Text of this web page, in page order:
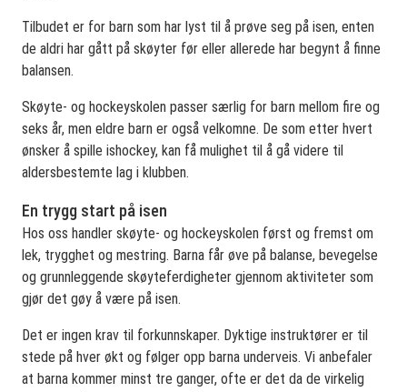
Tilbudet er for barn som har lyst til å prøve seg på isen, enten
de aldri har gått på skøyter før eller allerede har begynt å finne
balansen.
Skøyte- og hockeyskolen passer særlig for barn mellom fire og
seks år, men eldre barn er også velkomne. De som etter hvert
ønsker å spille ishockey, kan få mulighet til å gå videre til
aldersbestemte lag i klubben.
En trygg start på isen
Hos oss handler skøyte- og hockeyskolen først og fremst om
lek, trygghet og mestring. Barna får øve på balanse, bevegelse
og grunnleggende skøyteferdigheter gjennom aktiviteter som
gjør det gøy å være på isen.
Det er ingen krav til forkunnskaper. Dyktige instruktører er til
stede på hver økt og følger opp barna underveis. Vi anbefaler
at barna kommer minst tre ganger, ofte er det da de virkelig